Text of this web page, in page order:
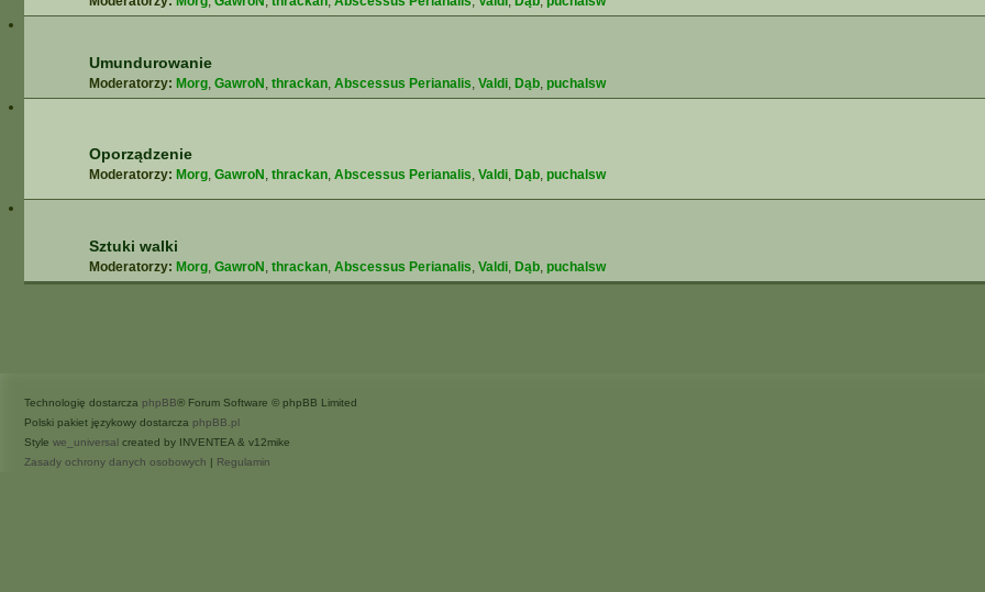
Umundurowanie
Moderatorzy: Morg, GawroN , thrackan, Abscessus Perianalis, Valdi, Dąb, puchalsw
Oporządzenie
Moderatorzy: Morg, GawroN , thrackan, Abscessus Perianalis, Valdi, Dąb, puchalsw
Sztuki walki
Moderatorzy: Morg, GawroN , thrackan, Abscessus Perianalis, Valdi, Dąb, puchalsw
Technologię dostarcza phpBB® Forum Software © phpBB Limited
Polski pakiet językowy dostarcza phpBB.pl
Style we_universal created by INVENTEA & v12mike
Zasady ochrony danych osobowych | Regulamin